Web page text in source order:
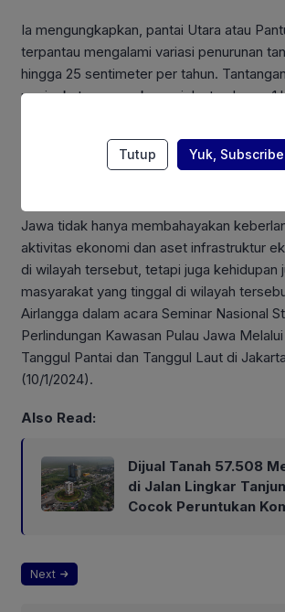
Ia mengungkapkan, pantai Utara atau
terpantau mengalami variasi penurunan
hingga 25 sentimeter per tahun.
peningkatan permukaan air laut sebesar 1
sentimeter per tahun di beberapa
rob yang terjadi di Kawasan Pantai Utara
Jawa tidak hanya membahayakan
aktivitas ekonomi dan aset infrastruktur
di wilayah tersebut, tetapi juga kehidupan
masyarakat yang tinggal di wilayah
Airlangga dalam acara Seminar Nasional
Perlindungan Kawasan Pulau Jawa
Tanggul Pantai dan Tanggul Laut di
(10/1/2024).
Also Read:
Dijual Tanah 57.508
di Jalan Lingkar
Cocok Peruntukan
Next
Tutup Yuk,